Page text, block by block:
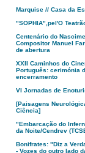
Marquise // Casa da
"SOPHIA",pel'O
Centenário do
Compositor Manuel
de abertura
XXII Caminhos do
Português: cerimónia
encerramento
VI Jornadas de
[Paisagens
Ciência]
"Embarcação do
da Noite/Cendrev
Bonifrates: "Diz a
- Vozes do outro lado